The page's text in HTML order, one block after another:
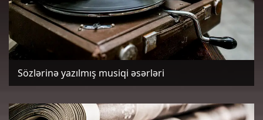
Sözlərinə yazılmış musiqi əsərləri